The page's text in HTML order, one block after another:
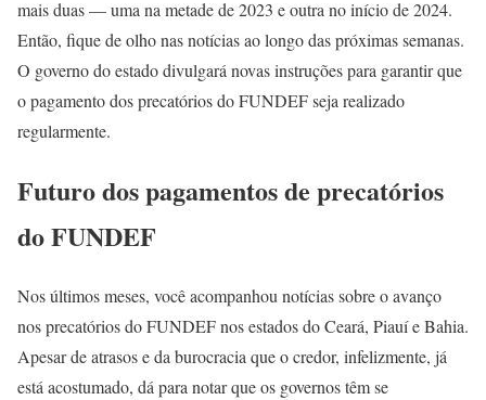
mais duas — uma na metade de 2023 e outra no início de 2024.
Então, fique de olho nas notícias ao longo das próximas semanas.
O governo do estado divulgará novas instruções para garantir que
o pagamento dos precatórios do FUNDEF seja realizado
regularmente.
Futuro dos pagamentos de precatórios
do FUNDEF
Nos últimos meses, você acompanhou notícias sobre o avanço
nos precatórios do FUNDEF nos estados do Ceará, Piauí e Bahia.
Apesar de atrasos e da burocracia que o credor, infelizmente, já
está acostumado, dá para notar que os governos têm se